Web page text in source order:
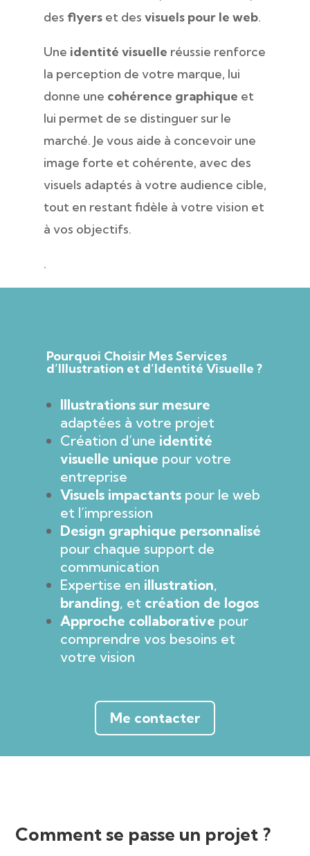
des flyerset des visuels pour le web.
Une identité visuelle réussie renforce
la perception de votre marque, lui
donne une cohérence graphique et
lui permet de se distinguer sur le
marché. Je vous aide à concevoir une
image forte et cohérente, avec des
visuels adaptés à votre audience cible,
tout en restant fidèle à votre vision et
à vos objectifs.
.
Pourquoi Choisir Mes Services
d’Illustration et d’Identité Visuelle ?
Illustrations sur mesure
adaptées à votre projet
Création d’une identité
visuelle unique pour votre
entreprise
Visuels impactants pour le web
et l’impression
Design graphique personnalisé
pour chaque support de
communication
Expertise en illustration,
branding, et création de logos
Approche collaborative pour
comprendre vos besoins et
votre vision
Me contacter
Comment se passe un projet ?